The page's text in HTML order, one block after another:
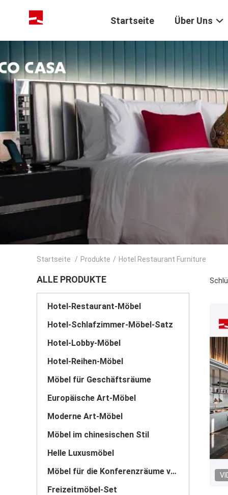
Startseite Über Uns
Startseite / Produkte / Hotel Restaurant Furniture
ALLE PRODUKTE
Hotel-Restaurant-Möbel
Hotel-Schlafzimmer-Möbel-Satz
Hotel-Lobby-Möbel
Hotel-Reihen-Möbel
Möbel für Geschäftsräume
Europäische Art-Möbel
Moderne Art-Möbel
Möbel im chinesischen Stil
Helle Luxusmöbel
Möbel für die Konferenzräume von Hotels
Freizeitmöbel-Set